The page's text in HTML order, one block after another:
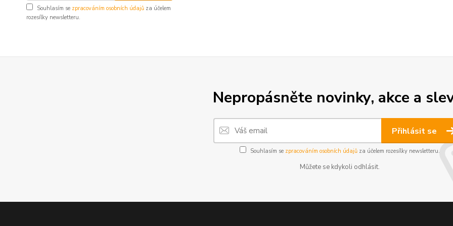
Souhlasím se zpracováním osobních údajů za účelem
rozesílky newsletteru.
Nepropásněte novinky, akce a
Přihlásit se
Souhlasím se zpracováním osobních údajů za účelem rozesílky newsletteru.
Můžete se kdykoli odhlásit.